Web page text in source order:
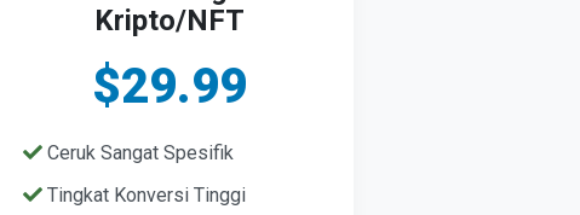
Kripto/NFT
$29.99
Ceruk Sangat Spesifik
Tingkat Konversi Tinggi